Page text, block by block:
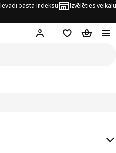
Ievadi pasta indeksu Izvēlēties veikalu
Hej! Pierakstīties
PirkumuPirkumu